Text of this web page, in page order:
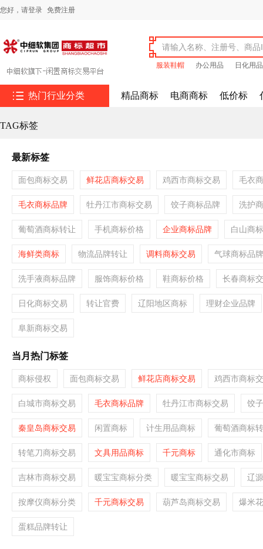
您好， 请登录 免费注册
服装鞋帽 办公用品 日化用品
 热门行业分类 精品商标 电商商标 低价标
TAG标签
最新标签
面包商标交易 鲜花店商标交易 鸡西市商标交易 毛衣
毛衣商标品牌 牡丹江市商标交易 饺子商标品牌 洗护
葡萄酒商标转让 手机商标价格 企业商标品牌 白山商
海鲜类商标 物流品牌转让 调料商标交易 气球商标品牌
洗手液商标品牌 服饰商标价格 鞋商标价格 长春商标
日化商标交易 转让官费 辽阳地区商标 理财企业品牌
阜新商标交易
当月热门标签
商标侵权 面包商标交易 鲜花店商标交易 鸡西市商标
白城市商标交易 毛衣商标品牌 牡丹江市商标交易 饺
秦皇岛商标交易 闲置商标 计生用品商标 葡萄酒商标
转笔刀商标交易 文具用品商标 千元商标 通化市商标
吉林市商标交易 暖宝宝商标分类 暖宝宝商标交易 辽
按摩仪商标分类 千元商标交易 葫芦岛商标交易 爆米
蛋糕品牌转让